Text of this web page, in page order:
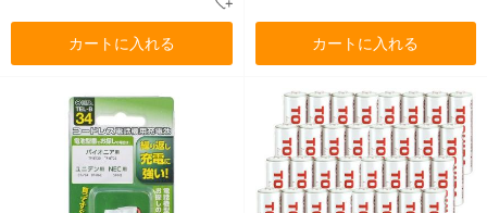
カートに入れる カートに入れる